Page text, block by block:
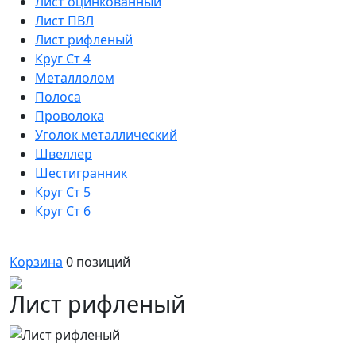
Лист ПВЛ
Лист рифленый
Круг Ст 4
Металлолом
Полоса
Проволока
Уголок металлический
Швеллер
Шестигранник
Круг Ст 5
Круг Ст 6
Корзина 0 позиций
Лист рифленый